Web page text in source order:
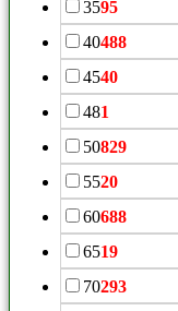
3595
40488
4540
481
50829
5520
60688
6519
70293